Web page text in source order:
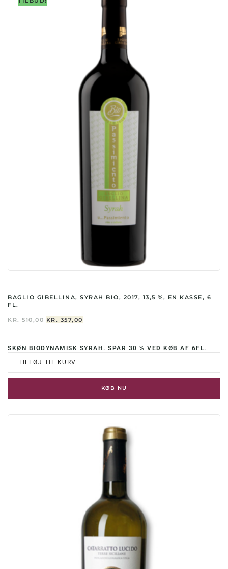
BAGLIO GIBELLINA, SYRAH BIO, 2017, 13,5 %, EN KASSE, 6
FL.
KR.510,00 DEN
KR. 510,00.
KR. 357,00
KR. 357,00.
SKØN BIODYNAMISK SYRAH. SPAR 30 % VED KØB AF 6FL.
TILFØJ TIL KURV
KØB NU